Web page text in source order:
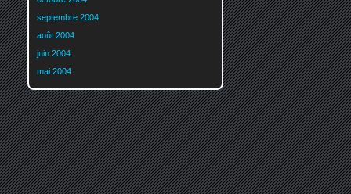
septembre 2004
août 2004
juin 2004
mai 2004